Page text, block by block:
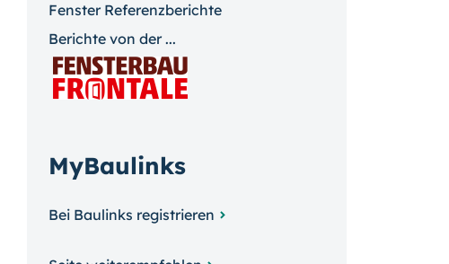
Fenster Referenzberichte
Berichte von der ...
MyBaulinks
Bei Baulinks registrieren